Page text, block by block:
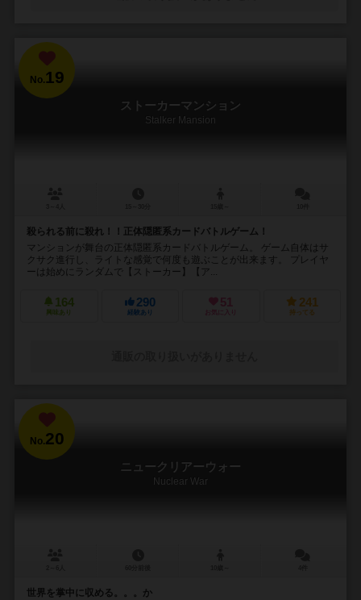
No.19
ストーカーマンション
Stalker Mansion
殺られる前に殺れ！！正体隠匿系カードバトルゲーム！
マンションが舞台の正体隠匿系カードバトルゲーム。 ゲーム自体はサ
クサク進行し、ライトな感覚で何度も遊ぶことが出来ます。 プレイヤ
ーは始めにランダムで【ストーカー】【ア...
164
興味あり
290
経験あり
51
お気に入り
241
持ってる
No.20
ニュークリアーウォー
Nuclear War
世界を掌中に収める。。。か